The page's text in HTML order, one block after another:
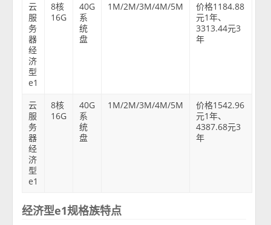
云
服
务
器
经
济
型
e1
8核
16G
40G
系
统
盘
1M/2M/3M/4M/5M
价格1184.88
元1年、
3313.44元3
年
云
服
务
器
经
济
型
e1
8核
16G
40G
系
统
盘
1M/2M/3M/4M/5M
价格1542.96
元1年、
4387.68元3
年
经济型e1规格族特点